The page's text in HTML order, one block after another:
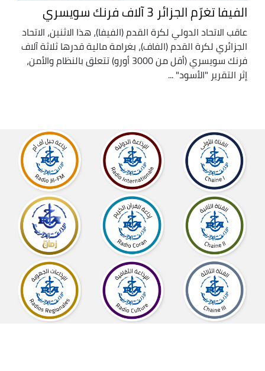
الفيفا تغرّم الجزائر 3 آلاف فرنك سويسري
عاقب الاتحاد الدولي لكرة القدم (الفيفا)، هذا الاثنين، الاتحاد
الجزائري لكرة القدم (الفاف)، بغرامة مالية قدرها ثلاثة آلاف
فرنك سويسري (أقل من 3000 أورو) تتعلق بالنظام والأمن،
إثر التقرير "الأسود" ...